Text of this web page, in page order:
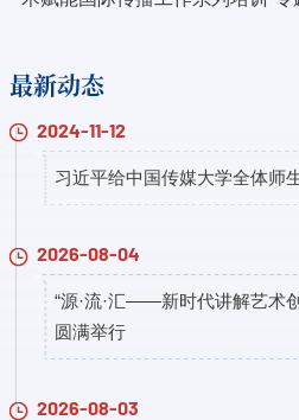
最新动态
2024-11-12
习近平给中国传媒大学全体师
2026-08-04
“源·流·汇——新时代讲解艺术
圆满举行
2026-08-03